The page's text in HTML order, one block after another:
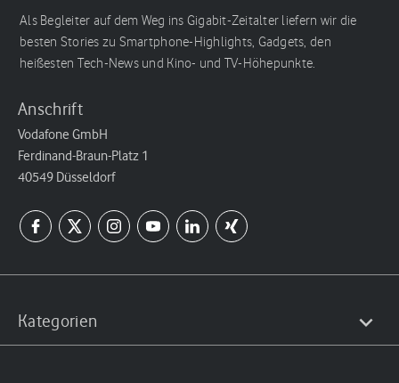
Als Begleiter auf dem Weg ins Gigabit-Zeitalter liefern wir die
besten Stories zu Smartphone-Highlights, Gadgets, den
heißesten Tech-News und Kino- und TV-Höhepunkte.
Anschrift
Vodafone GmbH
Ferdinand-Braun-Platz 1
40549 Düsseldorf
Kategorien